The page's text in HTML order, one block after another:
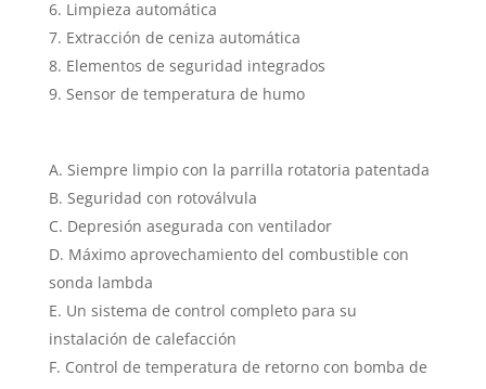
Limpieza automática
Extracción de ceniza automática
Elementos de seguridad integrados
Sensor de temperatura de humo
Siempre limpio con la parrilla rotatoria patentada
Seguridad con rotoválvula
Depresión asegurada con ventilador
Máximo aprovechamiento del combustible con
sonda lambda
Un sistema de control completo para su
instalación de calefacción
Control de temperatura de retorno con bomba de